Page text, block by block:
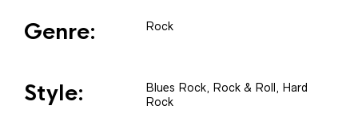
Genre: Rock
Style:
Blues Rock, Rock & Roll, Hard
Rock